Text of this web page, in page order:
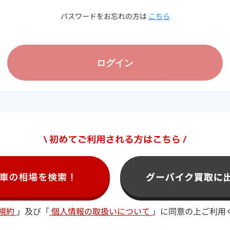
パスワードをお忘れの方は こちら
ログイン
約 」及び「個人情報の取扱いについて 」に同意の上ご利用